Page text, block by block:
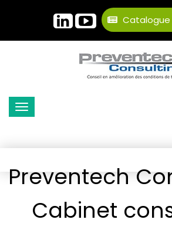
Catalogue
Preventech
Cabinet